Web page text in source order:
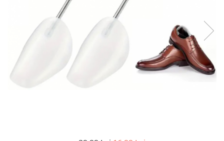
Articole mercerie
Organizare si depozitare
Huse si cutii depozitare
Cuiere
Opritoare usa
Intretinere textile